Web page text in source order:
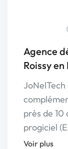
Agence
Roissy en
JoNelTech
près de 10
progiciel
Voir plus